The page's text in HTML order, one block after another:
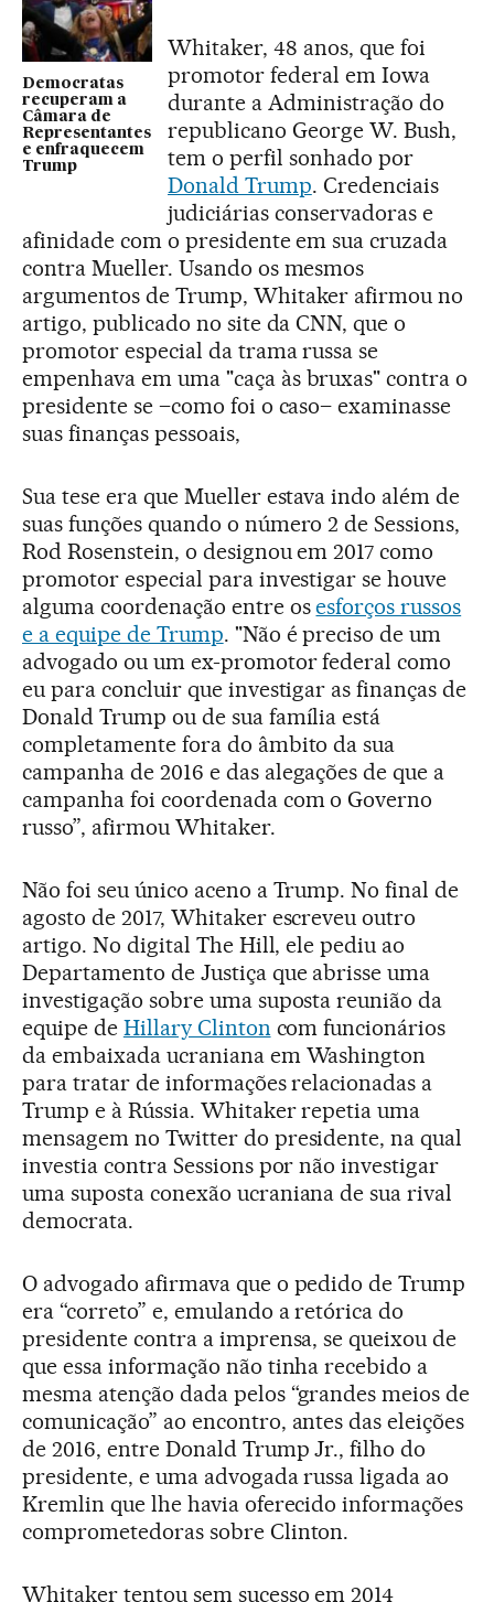
Democratas
recuperam a
Câmara de
Representantes
e enfraquecem
Trump
Whitaker, 48 anos, que foi
promotor federal em Iowa
durante a Administração do
republicano George W. Bush,
tem o perfil sonhado por
Donald Trump. Credenciais
judiciárias conservadoras e
afinidade com o presidente em sua cruzada
contra Mueller. Usando os mesmos
argumentos de Trump, Whitaker afirmou no
artigo, publicado no site da CNN, que o
promotor especial da trama russa se
empenhava em uma "caça às bruxas" contra o
presidente se –como foi o caso– examinasse
suas finanças pessoais,
Sua tese era que Mueller estava indo além de
suas funções quando o número 2 de Sessions,
Rod Rosenstein, o designou em 2017 como
promotor especial para investigar se houve
alguma coordenação entre osesforços russos
e a equipe de Trump. "Não é preciso de um
advogado ou um ex-promotor federal como
eu para concluir que investigar as finanças de
Donald Trump ou de sua família está
completamente fora do âmbito da sua
campanha de 2016 e das alegações de que a
campanha foi coordenada com o Governo
russo”, afirmou Whitaker.
Não foi seu único aceno a Trump. No final de
agosto de 2017, Whitaker escreveu outro
artigo. No digital The Hill, ele pediu ao
Departamento de Justiça que abrisse uma
investigação sobre uma suposta reunião da
equipe de Hillary Clinton com funcionários
da embaixada ucraniana em Washington
para tratar de informações relacionadas a
Trump e à Rússia. Whitaker repetia uma
mensagem no Twitter do presidente, na qual
investia contra Sessions por não investigar
uma suposta conexão ucraniana de sua rival
democrata.
O advogado afirmava que o pedido de Trump
era “correto” e, emulando a retórica do
presidente contra a imprensa, se queixou de
que essa informação não tinha recebido a
mesma atenção dada pelos “grandes meios de
comunicação” ao encontro, antes das eleições
de 2016, entre Donald Trump Jr., filho do
presidente, e uma advogada russa ligada ao
Kremlin que lhe havia oferecido informações
comprometedoras sobre Clinton.
Whitaker tentou sem sucesso em 2014